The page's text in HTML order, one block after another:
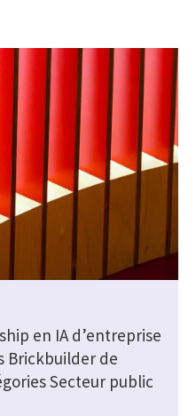
en IA d’entreprise
Brickbuilder de
Secteur public